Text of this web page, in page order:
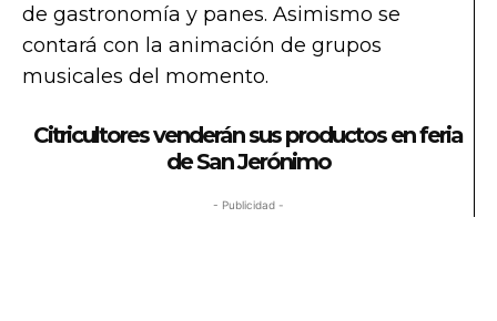
de gastronomía y panes. Asimismo se
contará con la animación de grupos
musicales del momento.
Citricultores venderán sus productos en feria
de San Jerónimo
- Publicidad -